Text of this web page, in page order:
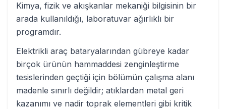
Kimya, fizik ve akışkanlar mekaniği bilgisinin bir
arada kullanıldığı, laboratuvar ağırlıklı bir
programdır.
Elektrikli araç bataryalarından gübreye kadar
birçok ürünün hammaddesi zenginleştirme
tesislerinden geçtiği için bölümün çalışma alanı
madenle sınırlı değildir; atıklardan metal geri
kazanımı ve nadir toprak elementleri gibi kritik